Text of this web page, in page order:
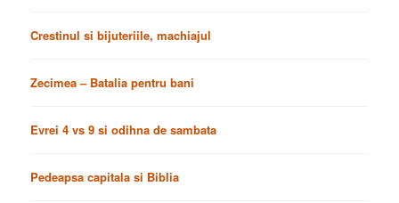
Crestinul si bijuteriile, machiajul
Zecimea – Batalia pentru bani
Evrei 4 vs 9 si odihna de sambata
Pedeapsa capitala si Biblia